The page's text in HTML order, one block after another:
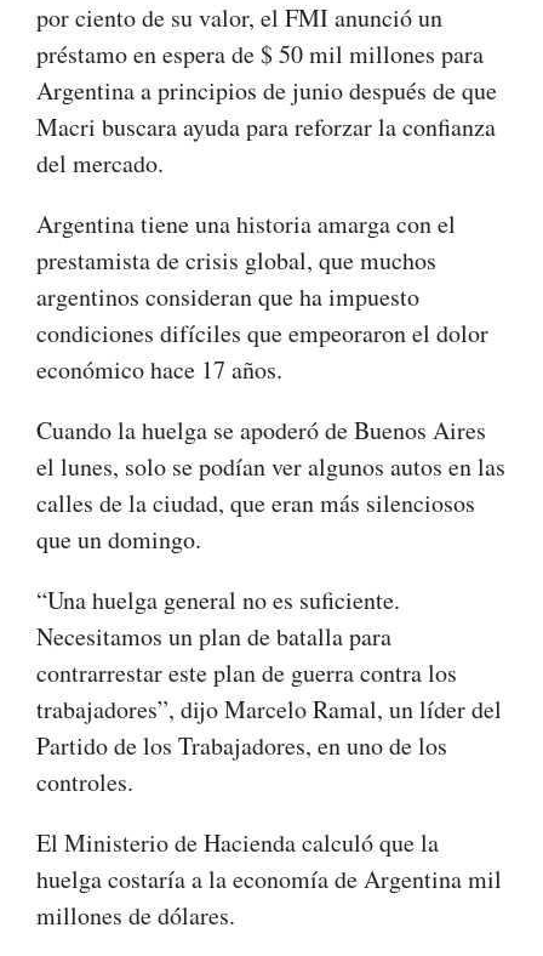
por ciento de su valor, el FMI anunció un
préstamo en espera de $ 50 mil millones para
Argentina a principios de junio después de que
Macri buscara ayuda para reforzar la confianza
del mercado.
Argentina tiene una historia amarga con el
prestamista de crisis global, que muchos
argentinos consideran que ha impuesto
condiciones difíciles que empeoraron el dolor
económico hace 17 años.
Cuando la huelga se apoderó de Buenos Aires
el lunes, solo se podían ver algunos autos en las
calles de la ciudad, que eran más silenciosos
que un domingo.
“Una huelga general no es suficiente.
Necesitamos un plan de batalla para
contrarrestar este plan de guerra contra los
trabajadores”, dijo Marcelo Ramal, un líder del
Partido de los Trabajadores, en uno de los
controles.
El Ministerio de Hacienda calculó que la
huelga costaría a la economía de Argentina mil
millones de dólares.